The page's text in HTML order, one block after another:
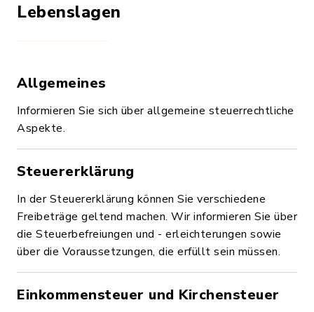
Lebenslagen
Allgemeines
Informieren Sie sich über allgemeine steuerrechtliche
Aspekte.
Steuererklärung
In der Steuererklärung können Sie verschiedene
Freibeträge geltend machen. Wir informieren Sie über
die Steuerbefreiungen und - erleichterungen sowie
über die Voraussetzungen, die erfüllt sein müssen.
Einkommensteuer und Kirchensteuer